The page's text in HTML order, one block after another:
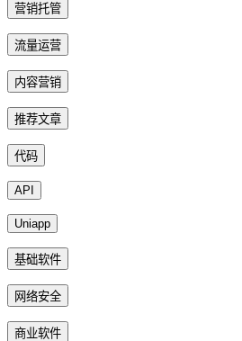
营销托管
流量运营
内容营销
推荐文章
代码
API
Uniapp
基础软件
网络安全
商业软件